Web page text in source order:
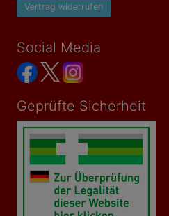
Vertrag widerrufen
Social Media
Geprüfte Sicherheit